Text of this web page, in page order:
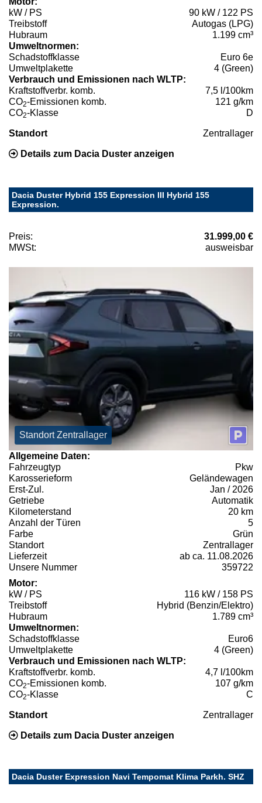
kW / PS
90 kW / 122 PS
Treibstoff
Autogas (LPG)
Hubraum
1.199 cm³
Umweltnormen:
Schadstoffklasse
Euro 6e
Umweltplakette
4 (Green)
Verbrauch und Emissionen nach WLTP:
Kraftstoffverbr. komb.
7,5 l/100km
CO2-Emissionen komb.
121 g/km
CO2-Klasse D
Standort Zentrallager
Details zum Dacia Duster anzeigen
Dacia Duster Hybrid 155 Expression III Hybrid 155
Expression.
Preis:
31.999,00 €
MWSt:
ausweisbar
Standort Zentrallager
Allgemeine Daten:
Fahrzeugtyp
Pkw
Karosserieform
Geländewagen
Erst-Zul.
Jan / 2026
Getriebe
Automatik
Kilometerstand
20 km
Anzahl der Türen
5
Farbe
Grün
Standort
Zentrallager
Lieferzeit
ab ca. 11.08.2026
Unsere Nummer
359722
Motor:
kW / PS
116 kW / 158 PS
Treibstoff
Hybrid (Benzin/Elektro)
Hubraum
1.789 cm³
Umweltnormen:
Schadstoffklasse
Euro6
Umweltplakette
4 (Green)
Verbrauch und Emissionen nach WLTP:
Kraftstoffverbr. komb.
4,7 l/100km
CO2-Emissionen komb.
107 g/km
CO2-Klasse C
Standort Zentrallager
Details zum Dacia Duster anzeigen
Dacia Duster Expression Navi Tempomat Klima Parkh. SHZ